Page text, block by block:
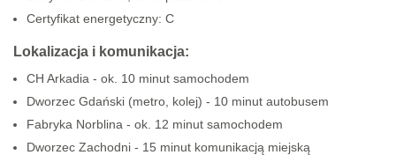
Certyfikat energetyczny: C
Lokalizacja i komunikacja:
CH Arkadia - ok. 10 minut samochodem
Dworzec Gdański (metro, kolej) - 10 minut autobusem
Fabryka Norblina - ok. 12 minut samochodem
Dworzec Zachodni - 15 minut komunikacją miejską